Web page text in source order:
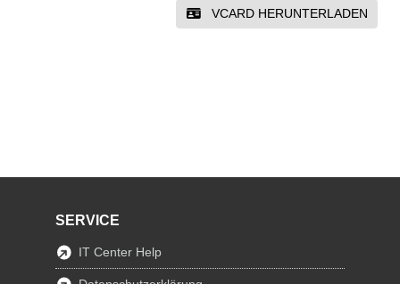
VCARD HERUNTERLADEN
SERVICE
IT Center Help